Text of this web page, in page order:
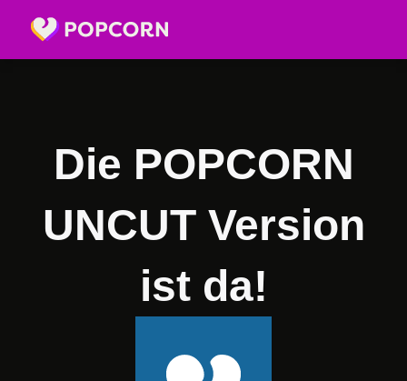
Die POPCORN
UNCUT Version
ist da!